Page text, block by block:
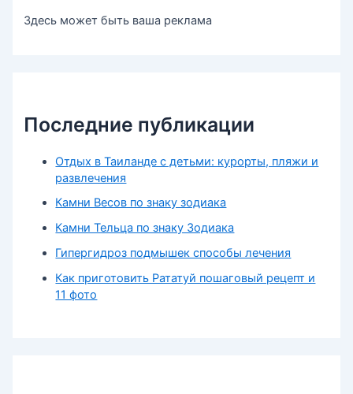
Здесь может быть ваша реклама
Последние публикации
Отдых в Таиланде с детьми: курорты, пляжи и
развлечения
Камни Весов по знаку зодиака
Камни Тельца по знаку Зодиака
Гипергидроз подмышек способы лечения
Как приготовить Рататуй пошаговый рецепт и
11 фото